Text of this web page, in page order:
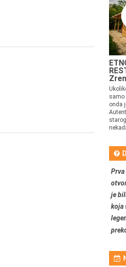
samo
onda
Prva
je
koja